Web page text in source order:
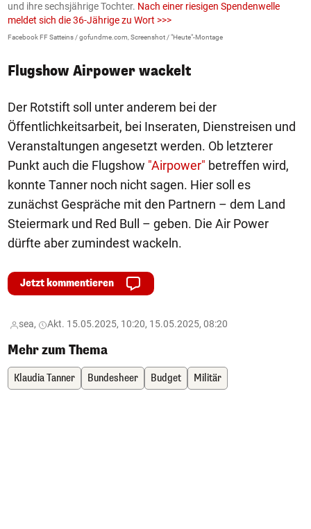
und ihre sechsjährige Tochter. Nach einer riesigen Spendenwelle
meldet sich die 36-Jährige zu Wort >>>
Facebook FF Satteins / gofundme.com, Screenshot / "Heute"-Montage
Flugshow Airpower wackelt
Der Rotstift soll unter anderem bei der
Öffentlichkeitsarbeit, bei Inseraten, Dienstreisen und
Veranstaltungen angesetzt werden. Ob letzterer
Punkt auch die Flugshow "Airpower" betreffen wird,
konnte Tanner noch nicht sagen. Hier soll es
zunächst Gespräche mit den Partnern – dem Land
Steiermark und Red Bull – geben. Die Air Power
dürfte aber zumindest wackeln.
Jetzt kommentieren
sea, Akt. 15.05.2025, 10:20, 15.05.2025, 08:20
Mehr zum Thema
Klaudia Tanner Bundesheer Budget Militär